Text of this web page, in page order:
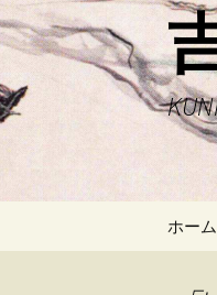
テ
ン
へ
ス
キ
ッ
プ
ホーム